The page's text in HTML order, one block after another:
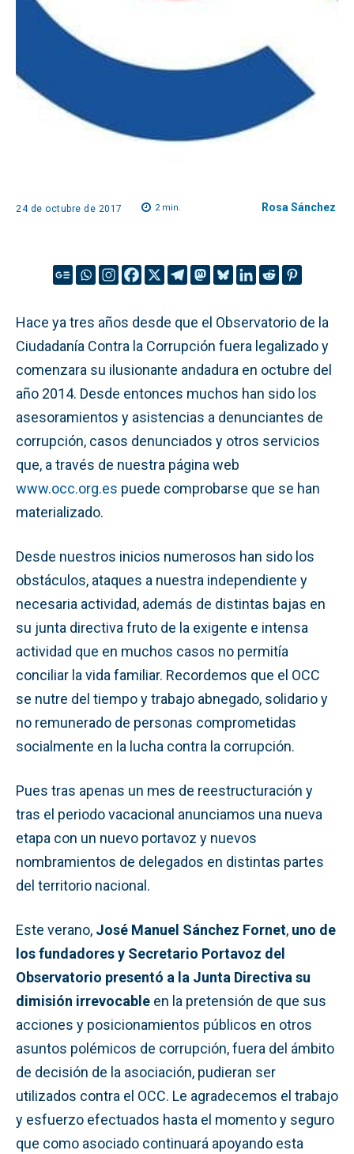
24 de octubre de 2017 2min. Rosa Sánchez
Hace ya tres años desde que el Observatorio de la
Ciudadanía Contra la Corrupción fuera legalizado y
comenzara su ilusionante andadura en octubre del
año 2014. Desde entonces muchos han sido los
asesoramientos y asistencias a denunciantes de
corrupción, casos denunciados y otros servicios
que, a través de nuestra página web
www.occ.org.es puede comprobarse que se han
materializado.
Desde nuestros inicios numerosos han sido los
obstáculos, ataques a nuestra independiente y
necesaria actividad, además de distintas bajas en
su junta directiva fruto de la exigente e intensa
actividad que en muchos casos no permitía
conciliar la vida familiar. Recordemos que el OCC
se nutre del tiempo y trabajo abnegado, solidario y
no remunerado de personas comprometidas
socialmente en la lucha contra la corrupción.
Pues tras apenas un mes de reestructuración y
tras el periodo vacacional anunciamos una nueva
etapa con un nuevo portavoz y nuevos
nombramientos de delegados en distintas partes
del territorio nacional.
Este verano, José Manuel Sánchez Fornet, uno de
los fundadores y Secretario Portavoz del
Observatorio presentó a la Junta Directiva su
dimisión irrevocable en la pretensión de que sus
acciones y posicionamientos públicos en otros
asuntos polémicos de corrupción, fuera del ámbito
de decisión de la asociación, pudieran ser
utilizados contra el OCC. Le agradecemos el trabajo
y esfuerzo efectuados hasta el momento y seguro
que como asociado continuará apoyando esta